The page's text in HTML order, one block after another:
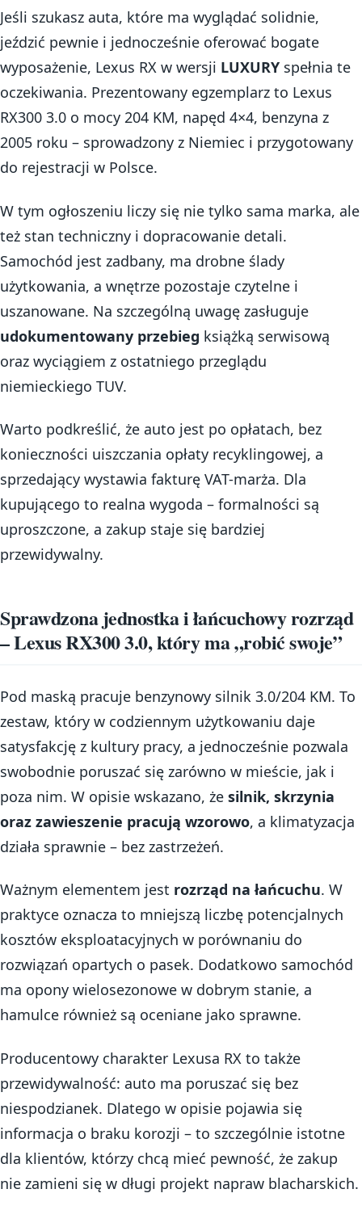
Jeśli szukasz auta, które ma wyglądać solidnie,
jeździć pewnie i jednocześnie oferować bogate
wyposażenie, Lexus RX w wersji LUXURY spełnia te
oczekiwania. Prezentowany egzemplarz to Lexus
RX300 3.0 o mocy 204 KM, napęd 4×4, benzyna z
2005 roku – sprowadzony z Niemiec i przygotowany
do rejestracji w Polsce.
W tym ogłoszeniu liczy się nie tylko sama marka, ale
też stan techniczny i dopracowanie detali.
Samochód jest zadbany, ma drobne ślady
użytkowania, a wnętrze pozostaje czytelne i
uszanowane. Na szczególną uwagę zasługuje
udokumentowany przebieg książką serwisową
oraz wyciągiem z ostatniego przeglądu
niemieckiego TUV.
Warto podkreślić, że auto jest po opłatach, bez
konieczności uiszczania opłaty recyklingowej, a
sprzedający wystawia fakturę VAT-marża. Dla
kupującego to realna wygoda – formalności są
uproszczone, a zakup staje się bardziej
przewidywalny.
Sprawdzona jednostka i łańcuchowy rozrząd
– Lexus RX300 3.0, który ma „robić swoje”
Pod maską pracuje benzynowy silnik 3.0/204 KM. To
zestaw, który w codziennym użytkowaniu daje
satysfakcję z kultury pracy, a jednocześnie pozwala
swobodnie poruszać się zarówno w mieście, jak i
poza nim. W opisie wskazano, że silnik, skrzynia
oraz zawieszenie pracują wzorowo, a klimatyzacja
działa sprawnie – bez zastrzeżeń.
Ważnym elementem jest rozrząd na łańcuchu. W
praktyce oznacza to mniejszą liczbę potencjalnych
kosztów eksploatacyjnych w porównaniu do
rozwiązań opartych o pasek. Dodatkowo samochód
ma opony wielosezonowe w dobrym stanie, a
hamulce również są oceniane jako sprawne.
Producentowy charakter Lexusa RX to także
przewidywalność: auto ma poruszać się bez
niespodzianek. Dlatego w opisie pojawia się
informacja o braku korozji – to szczególnie istotne
dla klientów, którzy chcą mieć pewność, że zakup
nie zamieni się w długi projekt napraw blacharskich.